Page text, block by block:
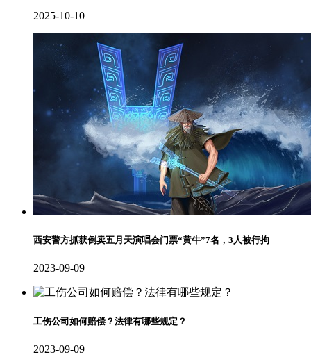
2025-10-10
西安警方抓获倒卖五月天演唱会门票“黄牛”7名，3人被行拘
2023-09-09
工伤公司如何赔偿？法律有哪些规定？
2023-09-09